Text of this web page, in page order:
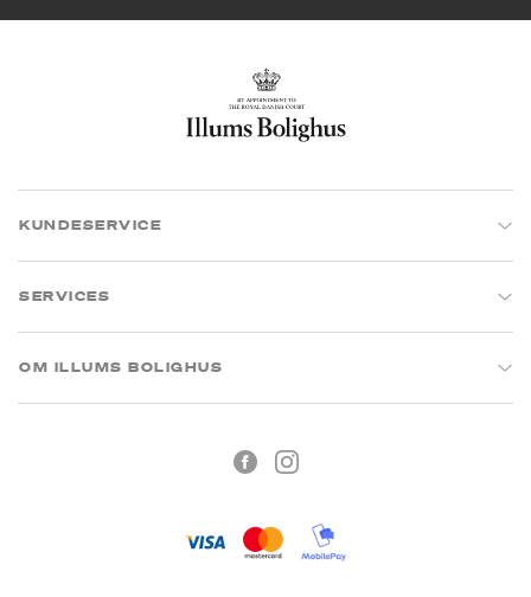
KUNDESERVICE
SERVICES
OM ILLUMS BOLIGHUS